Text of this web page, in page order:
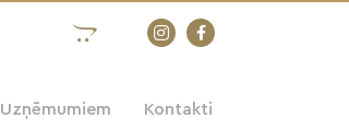
Uzņēmumiem Kontakti